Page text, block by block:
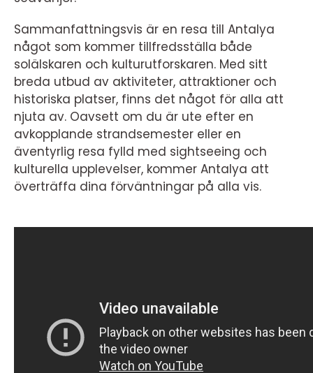
Sammanfattningsvis är en resa till Antalya
något som kommer tillfredsställa både
solälskaren och kulturutforskaren. Med sitt
breda utbud av aktiviteter, attraktioner och
historiska platser, finns det något för alla att
njuta av. Oavsett om du är ute efter en
avkopplande strandsemester eller en
äventyrlig resa fylld med sightseeing och
kulturella upplevelser, kommer Antalya att
överträffa dina förväntningar på alla vis.